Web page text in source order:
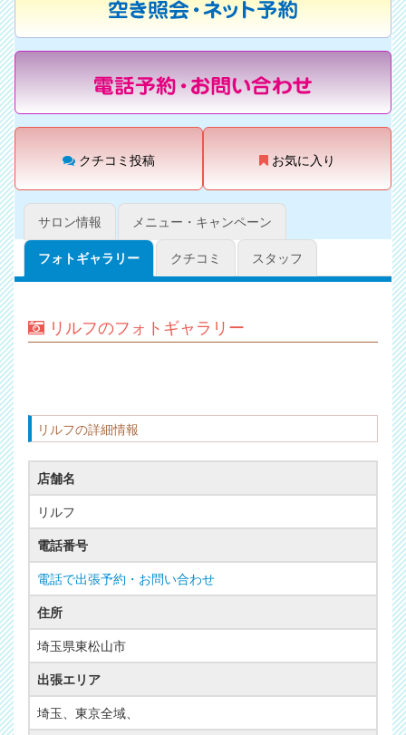
クチコミ投稿 お気に入り
サロン情報
メニュー・キャンペーン
フォトギャラリー
クチコミ スタッフ
リルフのフォトギャラリー
リルフの詳細情報
店舗名
リルフ
電話番号
電話で出張予約・お問い合わせ
住所
埼玉県東松山市
出張エリア
埼玉、東京全域、